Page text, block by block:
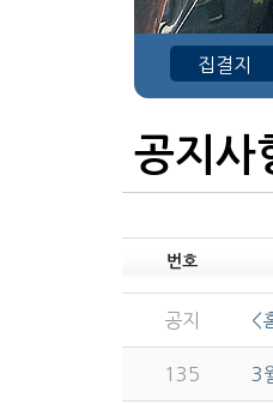
집결지
공지사
번호
공지 <
135 3